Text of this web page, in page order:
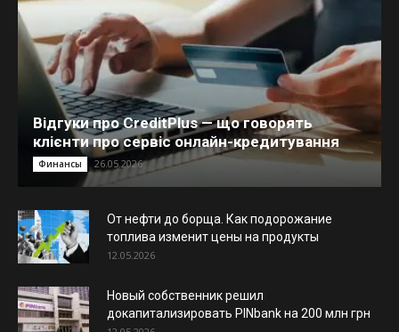
Відгуки про CreditPlus — що говорять
клієнти про сервіс онлайн-кредитування
Финансы 26.05.2026
От нефти до борща. Как подорожание
топлива изменит цены на продукты
12.05.2026
Новый собственник решил
докапитализировать PINbank на 200 млн грн